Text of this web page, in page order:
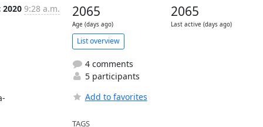
2020 9:28 a.m. 2065
Age (days ago)
2065
Last active (days ago)
List overview
4 comments
5 participants
Add to favorites
TAGS